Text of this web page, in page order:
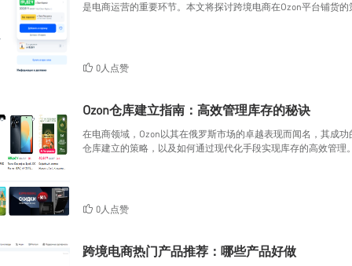
是电商运营的重要环节。本文将探讨跨境电商在Ozon平台铺货
0人点赞
Ozon仓库建立指南：高效管理库存的秘诀
在电商领域，Ozon以其在俄罗斯市场的卓越表现而闻名，其成
仓库建立的策略，以及如何通过现代化手段实现库存的高效管理
0人点赞
跨境电商热门产品推荐：哪些产品好做